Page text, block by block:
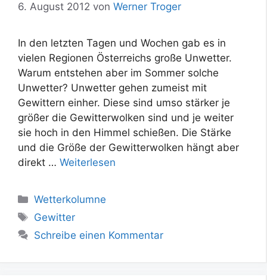
6. August 2012 von Werner Troger
In den letzten Tagen und Wochen gab es in
vielen Regionen Österreichs große Unwetter.
Warum entstehen aber im Sommer solche
Unwetter? Unwetter gehen zumeist mit
Gewittern einher. Diese sind umso stärker je
größer die Gewitterwolken sind und je weiter
sie hoch in den Himmel schießen. Die Stärke
und die Größe der Gewitterwolken hängt aber
direkt … Weiterlesen
Kategorien
Wetterkolumne
Schlagwörter
Gewitter
Schreibe einen Kommentar